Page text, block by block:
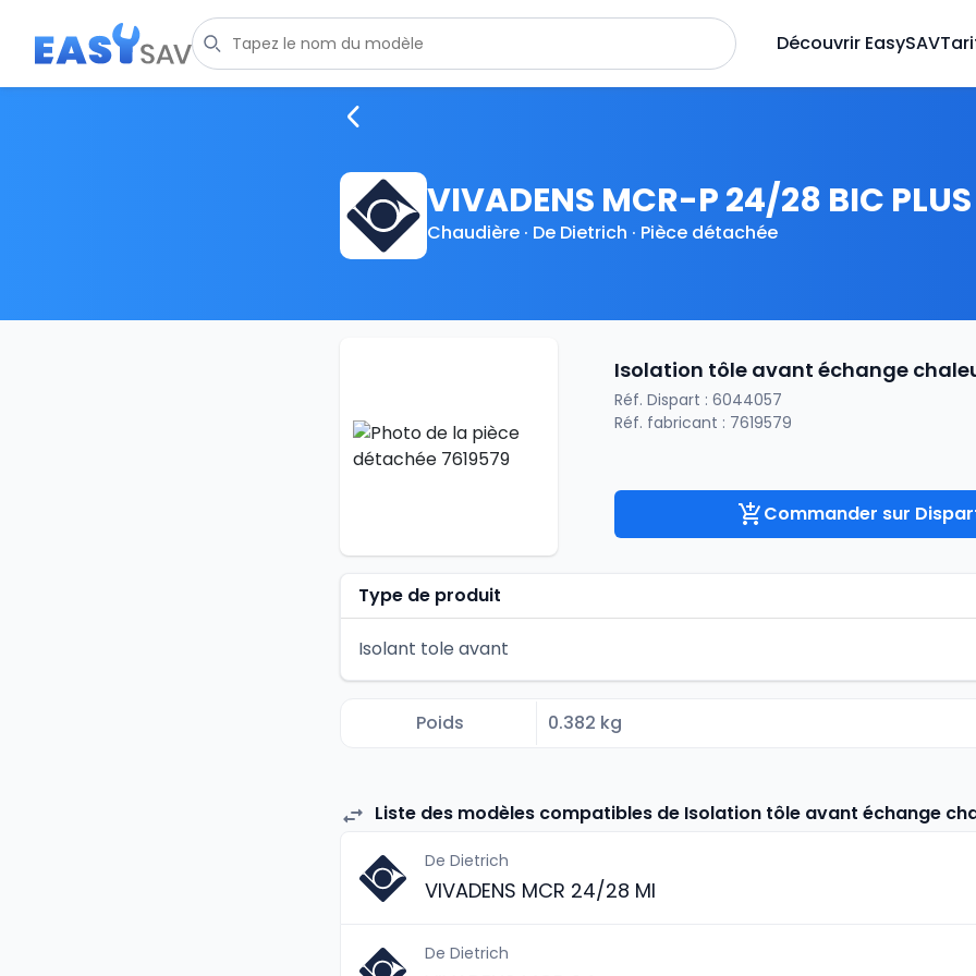
Découvrir EasySAV
VIVADENS MCR-P 24/28 BIC PLUS
Chaudière · De Dietrich · Pièce détachée
Isolation tôle avant échange
Réf. Dispart : 6044057
Réf. fabricant : 7619579
Commander sur
Type de produit
Isolant tole avant
Poids 0.382 kg
Liste des modèles compatibles de Isolation tôle avant échange
De Dietrich
VIVADENS MCR 24/28 MI
De Dietrich